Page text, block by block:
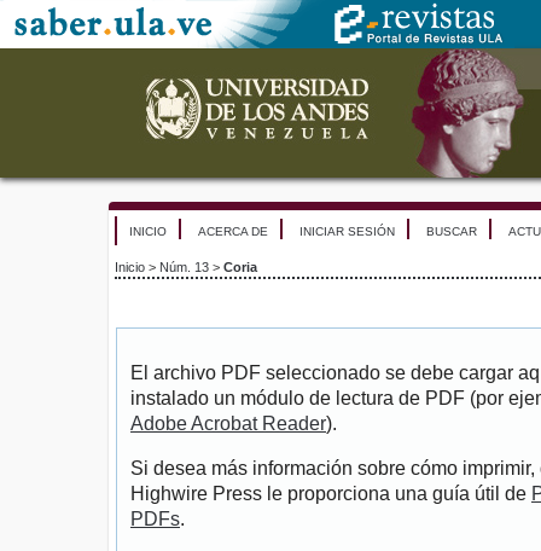
INICIO ACERCA DE INICIAR SESIÓN BUSCAR
Inicio > Núm. 13 > Coria
El archivo PDF seleccionado se debe cargar
instalado un módulo de lectura de PDF (por
Adobe Acrobat Reader).
Si desea más información sobre cómo
Highwire Press le proporciona una guía útil de
PDFs.